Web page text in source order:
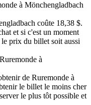
à Mönchengladbach
coûte 18,38 $.
et si c'est un moment
prix du billet soit aussi
à
de Ruremonde à
le billet le moins cher
le plus tôt possible et